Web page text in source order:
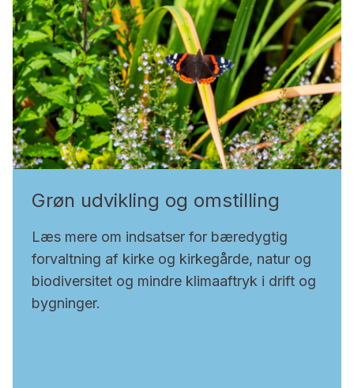
Grøn udvikling og omstilling
Læs mere om indsatser for bæredygtig
forvaltning af kirke og kirkegårde, natur og
biodiversitet og mindre klimaaftryk i drift og
bygninger.